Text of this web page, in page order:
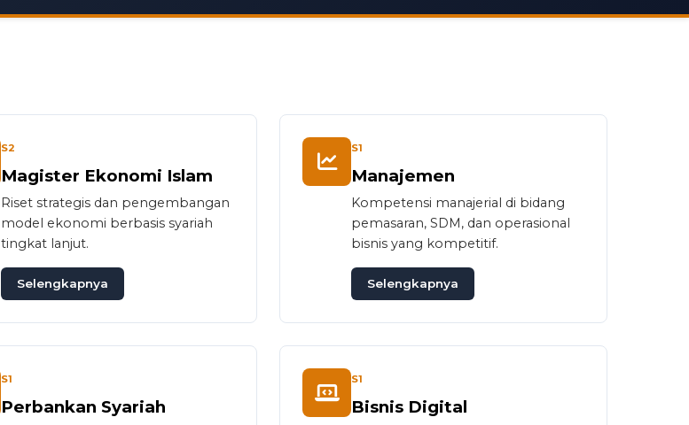
S2
Magister Ekonomi Islam
Riset strategis dan pengembangan
model ekonomi berbasis syariah
tingkat lanjut.
Selengkapnya
S1
Manajemen
Kompetensi manajerial di bidang
pemasaran, SDM, dan operasional
bisnis yang kompetitif.
Selengkapnya
S1
Perbankan Syariah
S1
Bisnis Digital